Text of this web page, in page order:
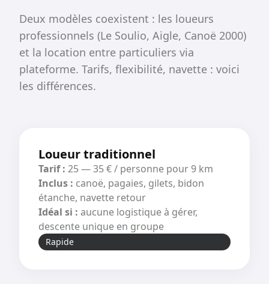
Deux modèles coexistent : les loueurs
professionnels (Le Soulio, Aigle, Canoë 2000)
et la location entre particuliers via
plateforme. Tarifs, flexibilité, navette : voici
les différences.
Loueur traditionnel
Tarif : 25 — 35 € / personne pour 9 km
Inclus : canoë, pagaies, gilets, bidon
étanche, navette retour
Idéal si : aucune logistique à gérer,
descente unique en groupe
Rapide